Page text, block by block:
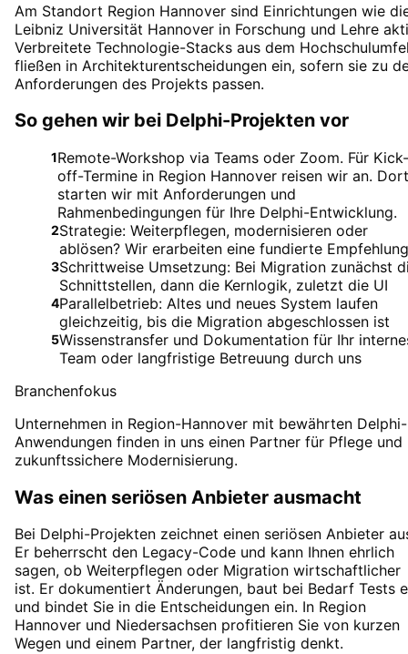
Am Standort Region Hannover sind Einrichtungen wie
Leibniz Universität Hannover in Forschung und Lehre
Verbreitete Technologie-Stacks aus dem
fließen in Architekturentscheidungen ein, sofern sie zu
Anforderungen des Projekts passen.
So gehen wir bei Delphi-Projekten vor
1Remote-Workshop via Teams oder Zoom. Für Kick-
off-Termine in Region Hannover reisen wir an. Dort
starten wir mit Anforderungen und
Rahmenbedingungen für Ihre Delphi-Entwicklung.
2Strategie: Weiterpflegen, modernisieren oder
ablösen? Wir erarbeiten eine fundierte Empfehlung
3Schrittweise Umsetzung: Bei Migration zunächst
Schnittstellen, dann die Kernlogik, zuletzt die UI
4Parallelbetrieb: Altes und neues System laufen
gleichzeitig, bis die Migration abgeschlossen ist
5Wissenstransfer und Dokumentation für Ihr
Team oder langfristige Betreuung durch uns
Branchenfokus
Unternehmen in Region-Hannover mit bewährten Delphi-
Anwendungen finden in uns einen Partner für Pflege und
zukunftssichere Modernisierung.
Was einen seriösen Anbieter ausmacht
Bei Delphi-Projekten zeichnet einen seriösen Anbieter
Er beherrscht den Legacy-Code und kann Ihnen ehrlich
sagen, ob Weiterpflegen oder Migration wirtschaftlicher
ist. Er dokumentiert Änderungen, baut bei Bedarf Tests
und bindet Sie in die Entscheidungen ein. In Region
Hannover und Niedersachsen profitieren Sie von kurzen
Wegen und einem Partner, der langfristig denkt.